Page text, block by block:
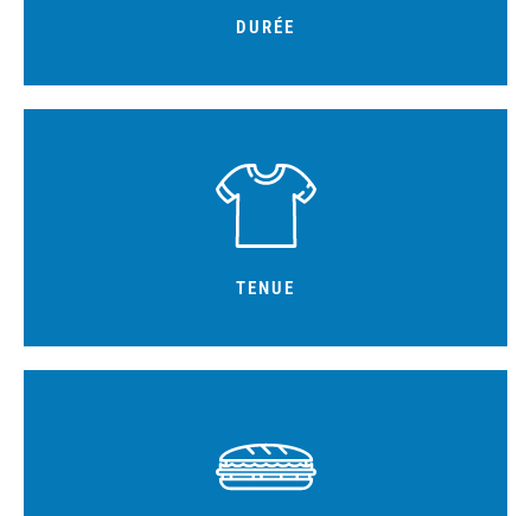
DURÉE
TENUE
Tenue de sport adaptée, short autorisé, gants de sport
conseillés et chaussures fermées obligatoires.
Une aire de pique-nique est à votre disposition